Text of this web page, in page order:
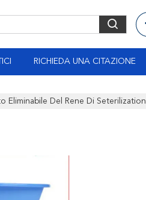
RICHIEDA UNA CITAZIONE
Eliminabile Del Rene Di Seterilization